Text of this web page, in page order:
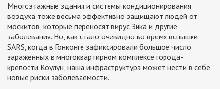
Многоэтажные здания и системы кондиционирования
воздуха тоже весьма эффективно защищают людей от
москитов, которые переносят вирус Зика и другие
заболевания. Но, как стало очевидно во время вспышки
SARS, когда в Гонконге зафиксировали большое число
зараженных в многоквартирном комплексе города-
крепости Коулун, наша инфраструктура может нести в себе
новые риски заболеваемости.